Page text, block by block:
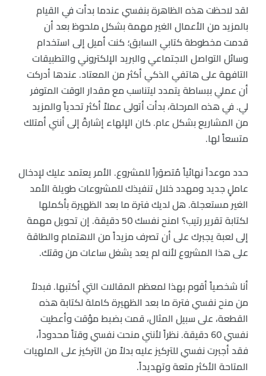
لقد لاحظت هذه الظاهرة بنفسي عندما بدأت في القيام
بالمزيد من الأعمال الغير مهمة بشكل ملحوظ بعد أن
قدمت مخطوطة كتابي السابق؛ كنت أميل إلى استخدام
وسائل التواصل الاجتماعي والبريد الإلكتروني والتطبيقات
التافهة على هاتفي الذكي أكثر من المعتاد. عندها أدركت
أن عملي ببساطة يتمدد ليتناسب مع مقدار الوقت المتوفر
لي. في هذه المرحلة، بدأت أتولى عملاً أكثر تحدياً والمزيد
من المشاريع بشكل عام. كان الإلهاء إشارةً إلى أنني أمتلك
متسعاً لها.
حدد موعداً نهائياً مُتصوَراً للمشروع. الأمر يعتمد عليك لإدخال
عاملٍ جديد ومهدد خلال تنفيذك للمشروعات طويلة الأمد
الغير مستعجلة. هل لديك فترة ما بعد الظهيرة بأكملها
لكتابة تقرير رتيب؟ امنح نفسك 50 دقيقة. إن تحويل مهمة
إلى لعبة يجبرك على أن تصرف مزيداً من الاهتمام والطاقة
على هذا المشروع لأنه لم يعد يشغل ساعات من وقتك.
أنا شخصياً أقوم بهذا لمعظم المقالات التي أكتبها. فبدلاً
من منح نفسي فترة ما بعد الظهيرة كاملة لكتابة هذه
القطعة، على سبيل المثال، قمت بضبط مؤقت وأعطيت
نفسي 60 دقيقة. نظراً لأنني منحت نفسي وقتاً محدوداً،
فقد أجبرت نفسي للتركيز عليه بدلاً من التركيز على الملهيات
المتاحة الأكثر متعة وتهديداً.